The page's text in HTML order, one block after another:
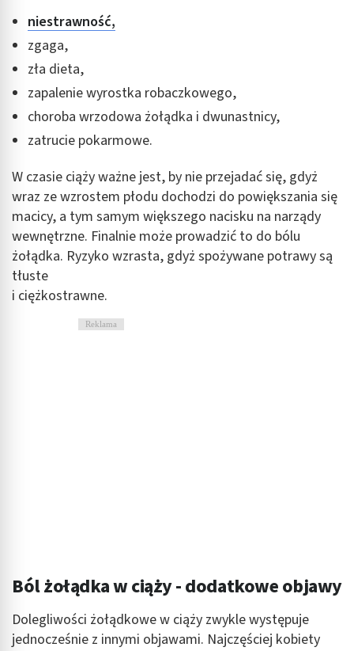
niestrawność,
zgaga,
zła dieta,
zapalenie wyrostka robaczkowego,
choroba wrzodowa żołądka i dwunastnicy,
zatrucie pokarmowe.
W czasie ciąży ważne jest, by nie przejadać się, gdyż
wraz ze wzrostem płodu dochodzi do powiększania się
macicy, a tym samym większego nacisku na narządy
wewnętrzne. Finalnie może prowadzić to do bólu
żołądka. Ryzyko wzrasta, gdyż spożywane potrawy są
tłuste
i ciężkostrawne.
Reklama
Ból żołądka w ciąży - dodatkowe objawy
Dolegliwości żołądkowe w ciąży zwykle występuje
jednocześnie z innymi objawami. Najczęściej kobiety